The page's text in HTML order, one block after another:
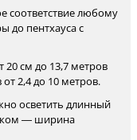
соответствие любому
до пентхауса с
20 см до 13,7 метров
2,4 до 10 метров.
осветить длинный
— ширина